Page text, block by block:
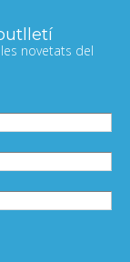
novetats del